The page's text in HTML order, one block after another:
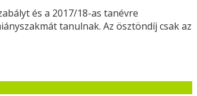
és a 2017/18-as tanévre
tanulnak. Az ösztöndíj csak az